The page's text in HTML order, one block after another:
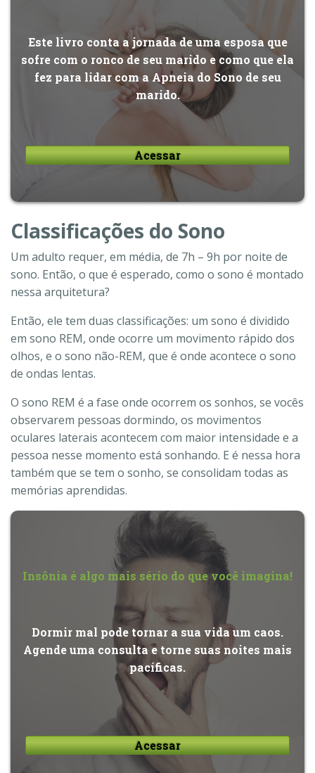
Este livro conta a jornada de uma esposa que
sofre com o ronco de seu marido e como que ela
fez para lidar com a Apneia do Sono de seu
marido.
Acessar
Classificações do Sono
Um adulto requer, em média, de 7h – 9h por noite de
sono. Então, o que é esperado, como o sono é montado
nessa arquitetura?
Então, ele tem duas classificações: um sono é dividido
em sono REM, onde ocorre um movimento rápido dos
olhos, e o sono não-REM, que é onde acontece o sono
de ondas lentas.
O sono REM é a fase onde ocorrem os sonhos, se vocês
observarem pessoas dormindo, os movimentos
oculares laterais acontecem com maior intensidade e a
pessoa nesse momento está sonhando. E é nessa hora
também que se tem o sonho, se consolidam todas as
memórias aprendidas.
Insônia é algo mais sério do que você imagina!
Dormir mal pode tornar a sua vida um caos.
Agende uma consulta e torne suas noites mais
pacíficas.
Acessar